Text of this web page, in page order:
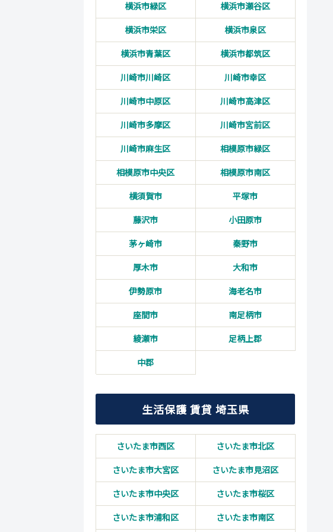
横浜市緑区
横浜市瀬谷区
横浜市栄区
横浜市泉区
横浜市青葉区
横浜市都筑区
川崎市川崎区
川崎市幸区
川崎市中原区
川崎市高津区
川崎市多摩区
川崎市宮前区
川崎市麻生区
相模原市緑区
相模原市中央区
相模原市南区
横須賀市
平塚市
藤沢市
小田原市
茅ヶ崎市
秦野市
厚木市
大和市
伊勢原市
海老名市
座間市
南足柄市
綾瀬市
足柄上郡
中郡
生活保護 賃貸 埼玉県
さいたま市西区
さいたま市北区
さいたま市大宮区
さいたま市見沼区
さいたま市中央区
さいたま市桜区
さいたま市浦和区
さいたま市南区